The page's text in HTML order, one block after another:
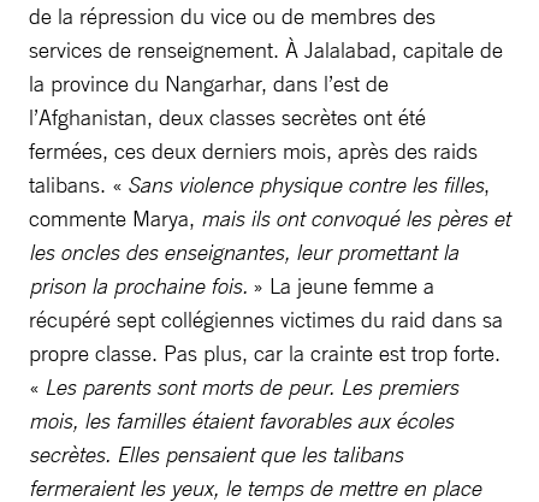
de la répression du vice ou de membres des
services de renseignement. À Jalalabad, capitale de
la province du Nangarhar, dans l’est de
l’Afghanistan, deux classes secrètes ont été
fermées, ces deux derniers mois, après des raids
talibans. « Sans violence physique contre les filles,
commente Marya, mais ils ont convoqué les pères et
les oncles des enseignantes, leur promettant la
prison la prochaine fois. » La jeune femme a
récupéré sept collégiennes victimes du raid dans sa
propre classe. Pas plus, car la crainte est trop forte.
« Les parents sont morts de peur. Les premiers
mois, les familles étaient favorables aux écoles
secrètes. Elles pensaient que les talibans
fermeraient les yeux, le temps de mettre en place